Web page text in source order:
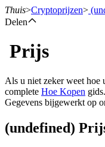
Termijncontracten
Thuis>Cryptoprijzen>
Delen
Prijs
Als u niet zeker weet hoe
complete Hoe Kopen gids.
Gegevens bijgewerkt op
(undefined)